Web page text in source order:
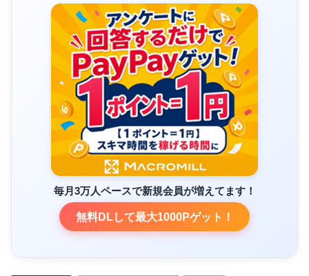
毎月3万人ペースで新規会員が増えてます！
無料DLして最大1000Pゲット！